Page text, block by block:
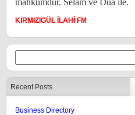
mahkumdur. Selam ve Dua ile.
KIRMIZIGÜL İLAHİ FM
Recent Posts
Business Directory